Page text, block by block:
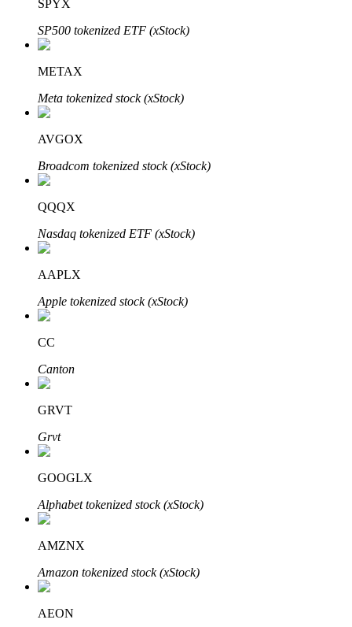
Đầu tư cố định và quản lý tài chính
Tận hưởng việc quản lý tài chính hiện tại và thu nhập lâu dài
Bitrue
Đối tác Bitrue
Đối tác Bitrue
SPYX
SP500 tokenized ETF (xStock)
METAX
Meta tokenized stock (xStock)
AVGOX
Broadcom tokenized stock (xStock)
QQQX
Nasdaq tokenized ETF (xStock)
AAPLX
Apple tokenized stock (xStock)
CC
Canton
GRVT
Grvt
GOOGLX
Alphabet tokenized stock (xStock)
AMZNX
Amazon tokenized stock (xStock)
AEON